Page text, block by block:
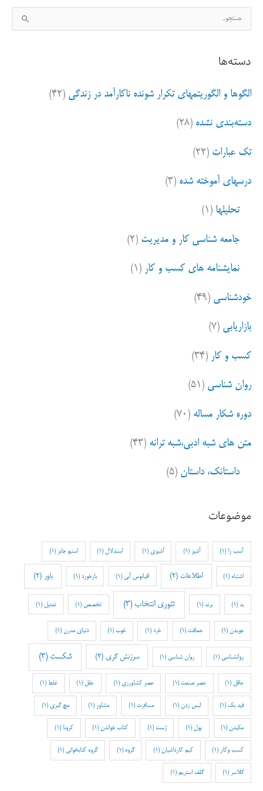
س
ج
ب
ا
دسته‌ها
الگوها و الگوریتمهای تکرار شونده ناکارآمد در زندگی (۴۲)
دسته‌بندی نشده (۲۸)
تک عبارات (۲۲)
درسهای آموخته شده (۳)
تحلیلها (۱)
جامعه شناسی کار و مدیریت (۲)
نمایشنامه های کسب و کار (۱)
خودشناسی (۴۹)
بازاریابی (۷)
کسب و کار (۳۴)
روان شناسی (۵۱)
دوره شکار مساله (۷۰)
متن های شبه ادبی،شبه ترانه (۴۳)
داستانک، داستان (۵)
موضوعات
آسب زا (1) آشپز (1) آشپزی (1) استدلال (1) استیو جابز (1)
اشتباه (1) اطلاعات (2) اقیانوس آبی (1) بازخورد (1) باور (2)
بد(1) برند (1) تئوری انتخاب (3) تخصص (1) تمثیل (1)
جویدن (1) حماقت (1) خرد (1) خوب(1) دنیای مدرن (1)
روانشناسی (1) روان شناسی (1) سرزنش گری (2) شکست (3)
عاقل (1) عصر صنعت (1) عصر کشاورزی (1) عقل (1) غلط (1)
فید بک(1) لیس زدن (1) مسافرت (1) مشاور (1) مچ گیری (1)
مکیدن (1) پول (1) ژست (1) کتاب خواندن (1) کرونا (1)
کسب وکار (1) کیم کارداشیان (1) گروه (1) گروه کتابخوانی (1)
گلاسر (1) گلف استریم (1)